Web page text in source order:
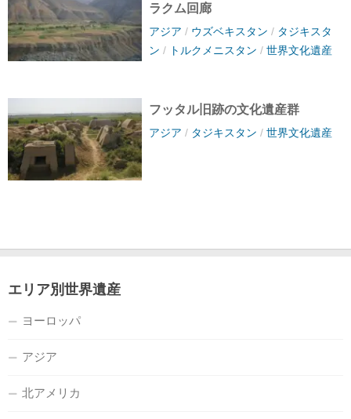
ラクム回廊
アジア / ウズベキスタン / タジキスタ
ン / トルクメニスタン / 世界文化遺産
フッタル旧跡の文化遺産群
アジア / タジキスタン / 世界文化遺産
エリア別世界遺産
ヨーロッパ
アジア
北アメリカ